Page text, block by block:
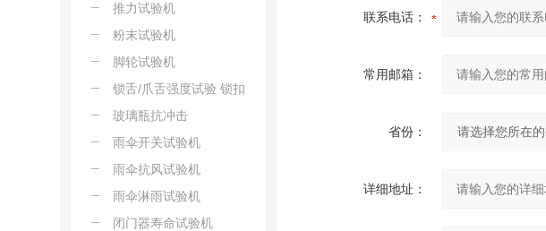
推力试验机
粉末试验机
脚轮试验机
锁舌/爪舌强度试验 锁扣
盒板强度试验
玻璃瓶抗冲击
雨伞开关试验机
雨伞抗风试验机
雨伞淋雨试验机
闭门器寿命试验机
联系电话：
常用邮箱：
省份：
详细地址：